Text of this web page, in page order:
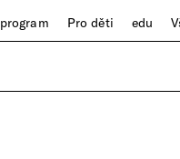
Pro děti edu